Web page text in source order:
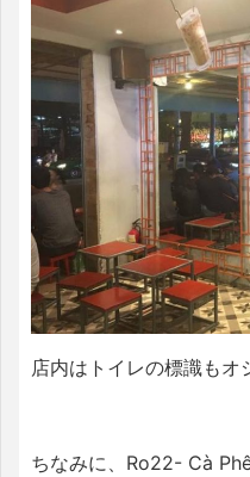
店内はトイレの標識もオ
ちなみに、Ro22- Cà